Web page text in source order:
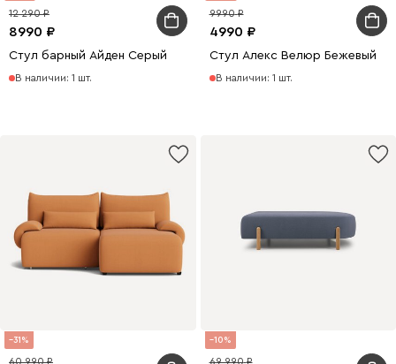
8990
12 290
Стул барный Айден Серый
В наличии: 1 шт.
4990
9990
Стул Алекс Велюр Бежевый
В наличии: 1 шт.
31
60 990
10
69 990